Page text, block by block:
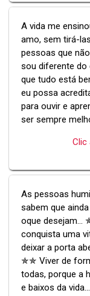
A vida me
amo, sem tirá-
pessoas que
sou diferente do
que tudo está
eu possa
para ouvir e
ser sempre
Clic
As pessoas
sabem que
oque desejam...
conquista uma
deixar a porta
✯✯ Viver de
todas, porque a
e baixos da